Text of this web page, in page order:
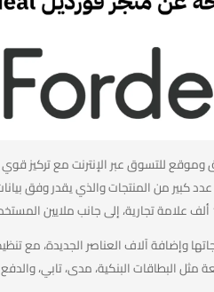
فورديل عام 2017 كتطبيق وموقع للتسوق عبر
كبير من المنتجات والذي يقدر وفق
وإضافة آلاف العناصر الجديدة، مع
مثل البطاقات البنكية، مدى، تابي،